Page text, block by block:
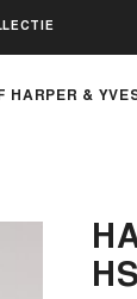
HARPER & YVE